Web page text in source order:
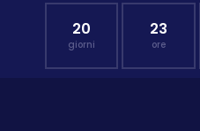
20
giorni
23
ore